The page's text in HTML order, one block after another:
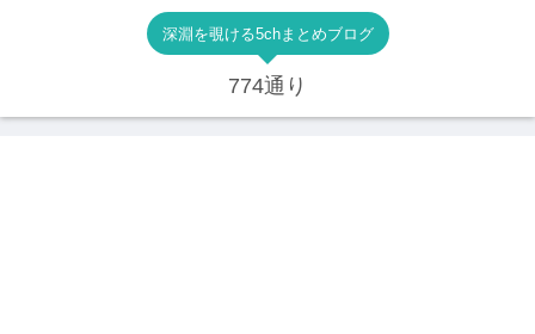
深淵を覗ける5chまとめブログ
774通り